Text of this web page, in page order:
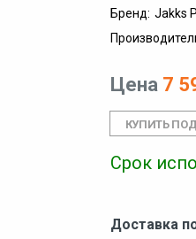
Бренд: Jakks
Цена 7
Срок
Доставка